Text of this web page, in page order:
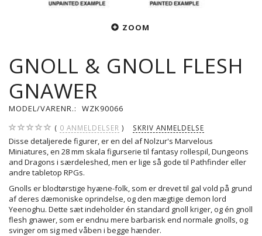
ZOOM
GNOLL & GNOLL FLESH
GNAWER
MODEL/VARENR.: WZK90066
0 ANMELDELSER SKRIV ANMELDELSE
Disse detaljerede figurer, er en del af Nolzur's Marvelous
Miniatures, en 28 mm skala figurserie til fantasy rollespil, Dungeons
and Dragons i særdeleshed, men er lige så gode til Pathfinder eller
andre tabletop RPGs.
Gnolls er blodtørstige hyæne-folk, som er drevet til gal vold på grund
af deres dæmoniske oprindelse, og den mægtige demon lord
Yeenoghu. Dette sæt indeholder én standard gnoll kriger, og én gnoll
flesh gnawer, som er endnu mere barbarisk end normale gnolls, og
svinger om sig med våben i begge hænder.